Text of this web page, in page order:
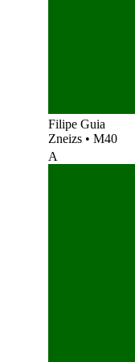
Filipe Guia
Zneizs • M40
A